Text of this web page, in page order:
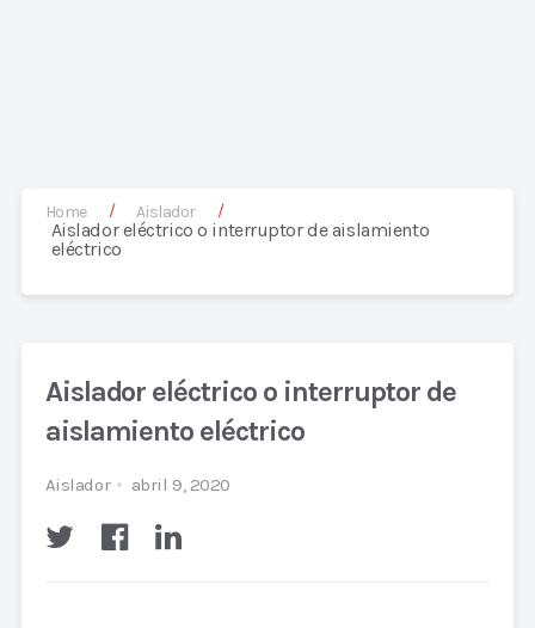
Home / Aislador /
Aislador eléctrico o interruptor de aislamiento
eléctrico
Aislador eléctrico o interruptor de
aislamiento eléctrico
Aislador abril 9, 2020